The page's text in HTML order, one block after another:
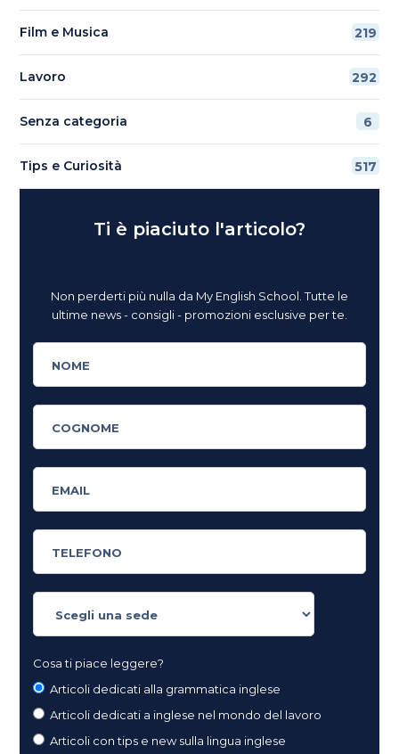
Film e Musica 219
Lavoro 292
Senza categoria 6
Tips e Curiosità 517
Ti è piaciuto l'articolo?
Non perderti più nulla da My English School. Tutte le
ultime news - consigli - promozioni esclusive per te.
Cosa ti piace leggere?
Articoli dedicati alla grammatica inglese
Articoli dedicati a inglese nel mondo del lavoro
Articoli con tips e new sulla lingua inglese